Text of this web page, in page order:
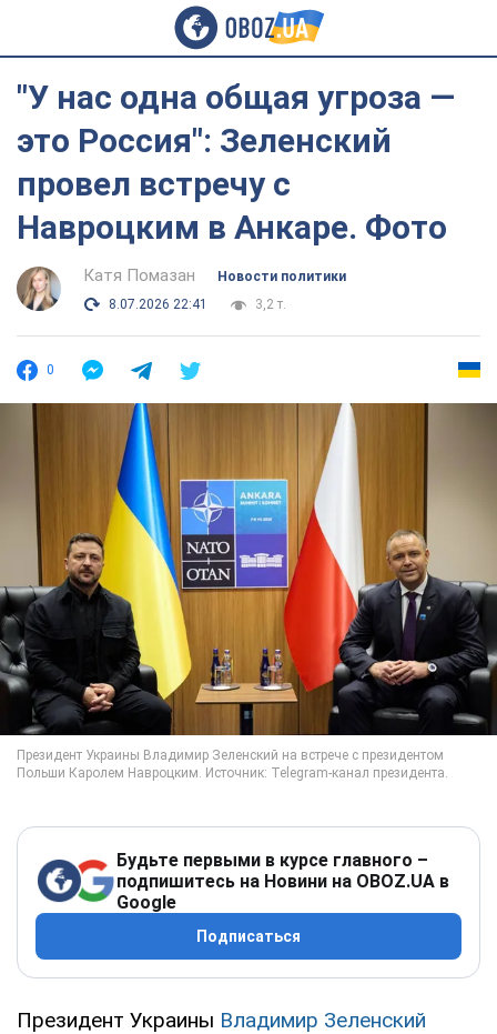
"У нас одна общая угроза —
это Россия": Зеленский
провел встречу с
Навроцким в Анкаре. Фото
Катя Помазан
Новости политики
8.07.2026 22:41
3,2 т.
0
Будьте первыми в курсе главного –
подпишитесь на Новини на OBOZ.UA в
Google
Подписаться
Президент Украины Владимир Зеленский